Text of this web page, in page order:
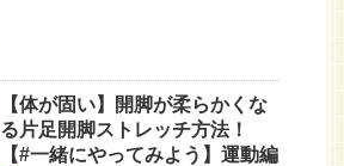
【体が固い】開脚が柔らかくな
る片足開脚ストレッチ方法！
【#一緒にやってみよう】運動編